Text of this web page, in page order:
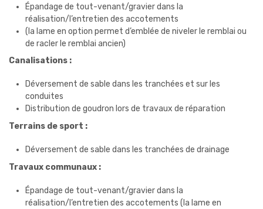
Épandage de tout-venant/gravier dans la
réalisation/l’entretien des accotements
(la lame en option permet d’emblée de niveler le remblai ou
de racler le remblai ancien)
Canalisations :
Déversement de sable dans les tranchées et sur les
conduites
Distribution de goudron lors de travaux de réparation
Terrains de sport :
Déversement de sable dans les tranchées de drainage
Travaux communaux :
Épandage de tout-venant/gravier dans la
réalisation/l’entretien des accotements (la lame en